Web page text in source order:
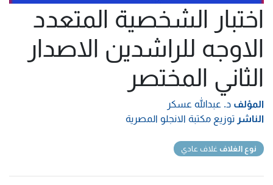
اختبار الشخصية المتعدد
الاوجه للراشدين الاصدار
الثاني المختصر
المؤلف د. عبدالله عسكر
الناشر توزيع مكتبة الانجلو المصرية
نوع الغلاف غلاف عادي